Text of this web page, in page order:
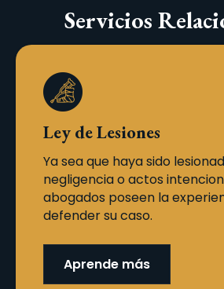
Servicios
Ley de Lesiones
Ya sea que haya sido
negligencia o actos
abogados poseen la
defender su caso.
Aprende más